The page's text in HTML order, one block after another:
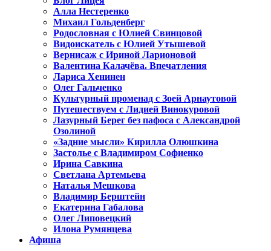
Алла Нестеренко
Михаил Гольденберг
Родословная с Юлией Свинцовой
Видоискатель с Юлией Утышевой
Вернисаж с Ириной Ларионовой
Валентина Калачёва. Впечатления
Лариса Хенинен
Олег Гальченко
Культурный променад с Зоей Арнаутовой
Путешествуем с Лидией Винокуровой
Лазурный Берег без пафоса с Александрой
Озолиной
«Задние мысли» Кирилла Олюшкина
Застолье с Владимиром Софиенко
Ирина Савкина
Светлана Артемьева
Наталья Мешкова
Владимир Берштейн
Екатерина Габалова
Олег Липовецкий
Илона Румянцева
Афиша